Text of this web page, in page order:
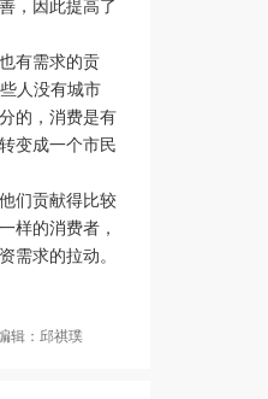
，因此提高了
有需求的贡
人没有城市
的，消费是有
变成一个市民
们贡献得比较
样的消费者，
需求的拉动。
辑：邱祺璞